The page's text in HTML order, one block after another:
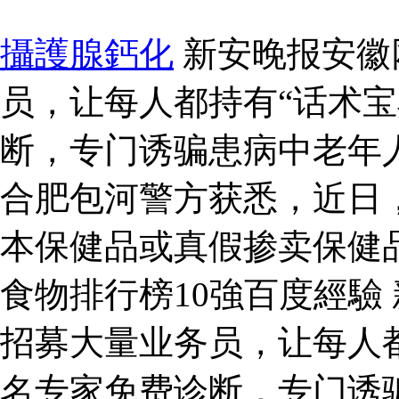
攝護腺鈣化 新安晚报安
员，让每人都持有“话术
断，专门诱骗患病中老
合肥包河警方获悉，近日
本保健品或真假掺卖保健
食物排行榜10強百度經
招募大量业务员，让每人
名专家免费诊断，专门诱